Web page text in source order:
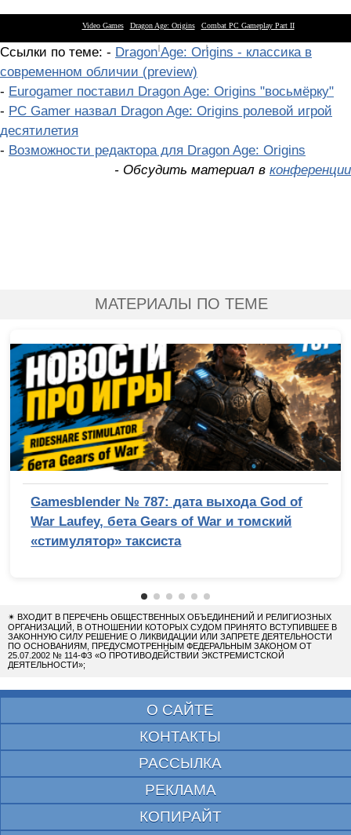
Video Games| Dragon Age: Origins| Combat PC Gameplay Part II
XBox 360 | Playstation 3 | Nintendo Wii
Ссылки по теме: - Dragon Age: Origins - классика в
современном обличии (preview)
- Eurogamer поставил Dragon Age: Origins "восьмёрку"
- PC Gamer назвал Dragon Age: Origins ролевой игрой
десятилетия
- Возможности редактора для Dragon Age: Origins
- Обсудить материал в конференции
МАТЕРИАЛЫ ПО ТЕМЕ
Gamesblender № 787: дата выхода God of
War Laufey, бета Gears of War и томский
«стимулятор» таксиста
✴ ВХОДИТ В ПЕРЕЧЕНЬ ОБЩЕСТВЕННЫХ ОБЪЕДИНЕНИЙ И РЕЛИГИОЗНЫХ
ОРГАНИЗАЦИЙ, В ОТНОШЕНИИ КОТОРЫХ СУДОМ ПРИНЯТО ВСТУПИВШЕЕ В
ЗАКОННУЮ СИЛУ РЕШЕНИЕ О ЛИКВИДАЦИИ ИЛИ ЗАПРЕТЕ ДЕЯТЕЛЬНОСТИ
ПО ОСНОВАНИЯМ, ПРЕДУСМОТРЕННЫМ ФЕДЕРАЛЬНЫМ ЗАКОНОМ ОТ
25.07.2002 № 114-ФЗ «О ПРОТИВОДЕЙСТВИИ ЭКСТРЕМИСТСКОЙ
ДЕЯТЕЛЬНОСТИ»;
О САЙТЕ
КОНТАКТЫ
РАССЫЛКА
РЕКЛАМА
КОПИРАЙТ